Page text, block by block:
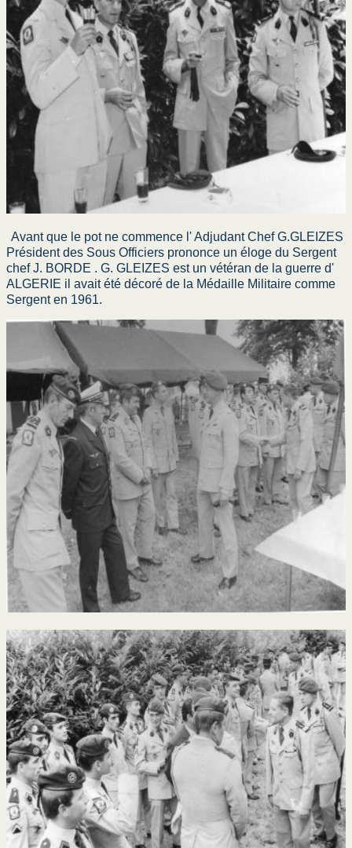
Avant que le pot ne commence l' Adjudant Chef G.GLEIZES
Président des Sous Officiers prononce un éloge du Sergent
chef J. BORDE . G. GLEIZES est un vétéran de la guerre d'
ALGERIE il avait été décoré de la Médaille Militaire comme
Sergent en 1961.